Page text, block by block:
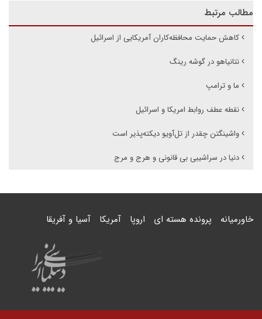
مطالب مرتبط
کاهش حمایت محافظه‌کاران آمریکایی از اسرائیل
نتانیاهو در گوشه رینگ
ما و ترامپ
نقطه عطف روابط امریکا و اسرائیل
واشینگتن چقدر از تل‌آویو دیکته‌پذیر است
دنیا در سراشیبی بی قانونی و هرج و مرج
خاورمیانه پرونده هسته ای اروپا آمریکا آسیا و آفریقا